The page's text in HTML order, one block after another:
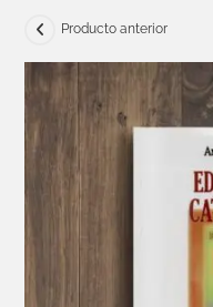
Producto anterior